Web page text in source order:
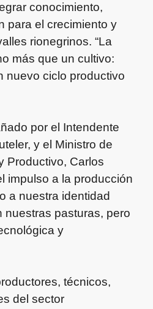
conocimiento,
para el crecimiento y
rionegrinos. “La
más que un cultivo:
nuevo ciclo productivo
por el Intendente
y el Ministro de
Productivo, Carlos
impulso a la producción
a nuestra identidad
pasturas, pero
y
técnicos,
del sector